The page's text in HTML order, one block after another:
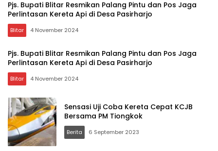
Pjs. Bupati Blitar Resmikan Palang Pintu dan Pos Jaga
Perlintasan Kereta Api di Desa Pasirharjo
Blitar 4 November 2024
Pjs. Bupati Blitar Resmikan Palang Pintu dan Pos Jaga
Perlintasan Kereta Api di Desa Pasirharjo
Blitar 4 November 2024
Sensasi Uji Coba Kereta Cepat KCJB
Bersama PM Tiongkok
Berita 6 September 2023